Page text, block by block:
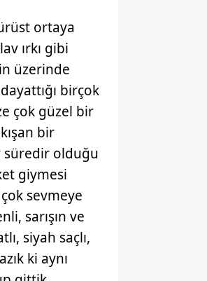
ortaya
ırkı gibi
üzerinde
birçok
çok güzel bir
bir
süredir olduğu
giymesi
sevmeye
sarışın ve
siyah saçlı,
ki aynı